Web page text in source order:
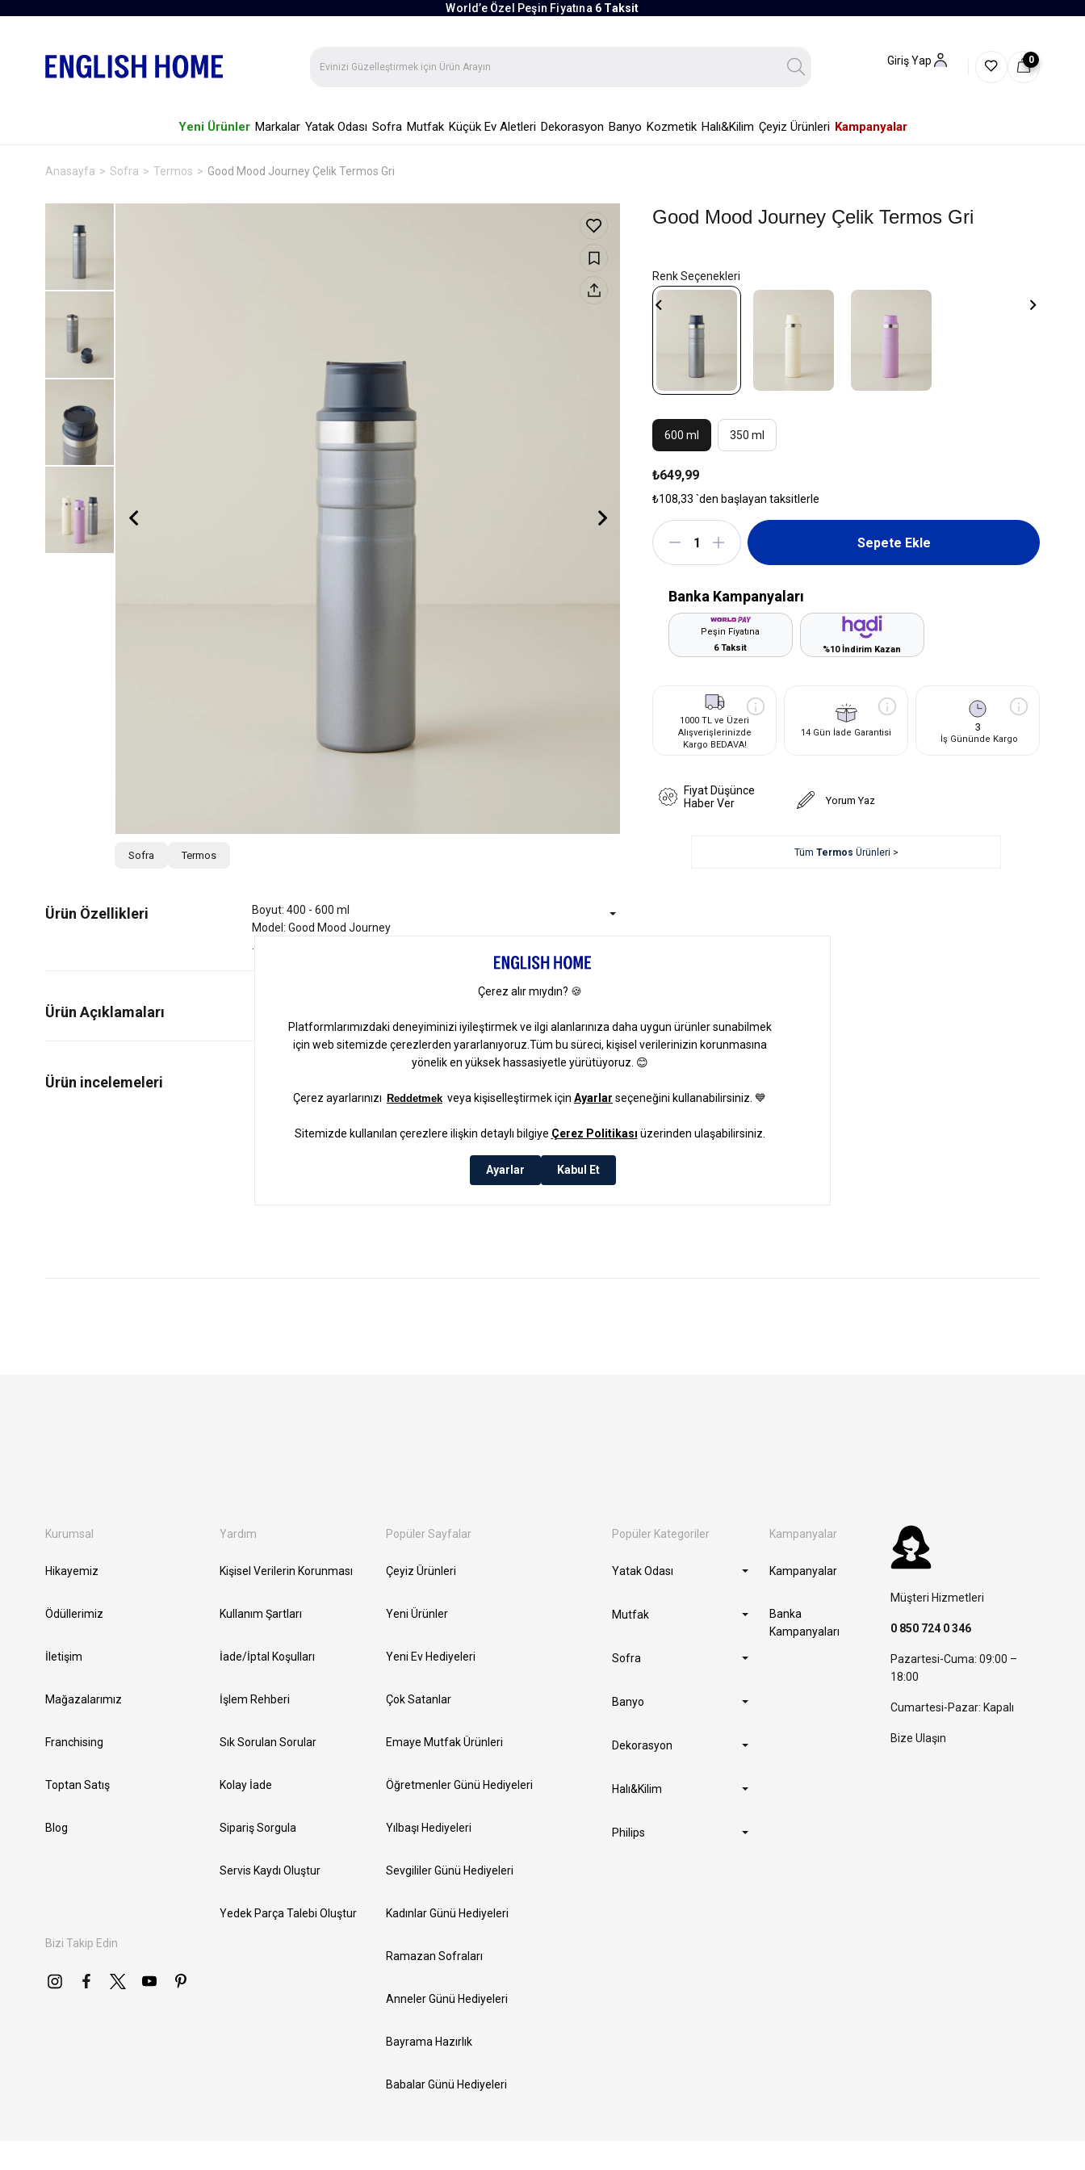
World’e Özel Peşin Fiyatına 6 Taksit
Giriş Yap 0
Yeni Ürünler Markalar Yatak Odası Sofra Mutfak Küçük Ev Aletleri Dekorasyon Banyo Kozmetik Halı&Kilim Çeyiz Ürünleri Kampanyalar
Anasayfa Sofra Termos Good Mood Journey Çelik Termos Gri
Sofra Termos
Ürün Özellikleri
Boyut: 400 - 600 ml
Model: Good Mood Journey
Ürün Açıklamaları
Good Mood Journey Çelik Termos Gri
600 ml 350 ml
₺649,99
₺108,33 `den başlayan taksitlerle
Banka Kampanyaları
Peşin Fiyatına
6 Taksit
%10 İndirim Kazan
1000 TL ve Üzeri
Alışverişlerinizde
Kargo BEDAVA!
14 Gün İade Garantisi 3
İş Gününde Kargo
Fiyat Düşünce
Haber Ver
Yorum Yaz
Tüm Termos Ürünleri >
Kurumsal
Hikayemiz
Ödüllerimiz
İletişim
Mağazalarımız
Franchising
Toptan Satış
Blog
Bizi Takip Edin
Yardım
Kişisel Verilerin Korunması
Kullanım Şartları
İade/İptal Koşulları
İşlem Rehberi
Sık Sorulan Sorular
Kolay İade
Sipariş Sorgula
Servis Kaydı Oluştur
Yedek Parça Talebi Oluştur
Popüler Sayfalar
Çeyiz Ürünleri
Yeni Ürünler
Yeni Ev Hediyeleri
Çok Satanlar
Emaye Mutfak Ürünleri
Öğretmenler Günü Hediyeleri
Yılbaşı Hediyeleri
Sevgililer Günü Hediyeleri
Kadınlar Günü Hediyeleri
Ramazan Sofraları
Anneler Günü Hediyeleri
Bayrama Hazırlık
Babalar Günü Hediyeleri
Popüler Kategoriler
Yatak Odası
Mutfak
Sofra
Banyo
Dekorasyon
Halı&Kilim
Philips
Kampanyalar
Kampanyalar
Banka
Kampanyaları
Müşteri Hizmetleri
0 850 724 0 346
Pazartesi-Cuma: 09:00 –
18:00
Cumartesi-Pazar: Kapalı
Bize Ulaşın